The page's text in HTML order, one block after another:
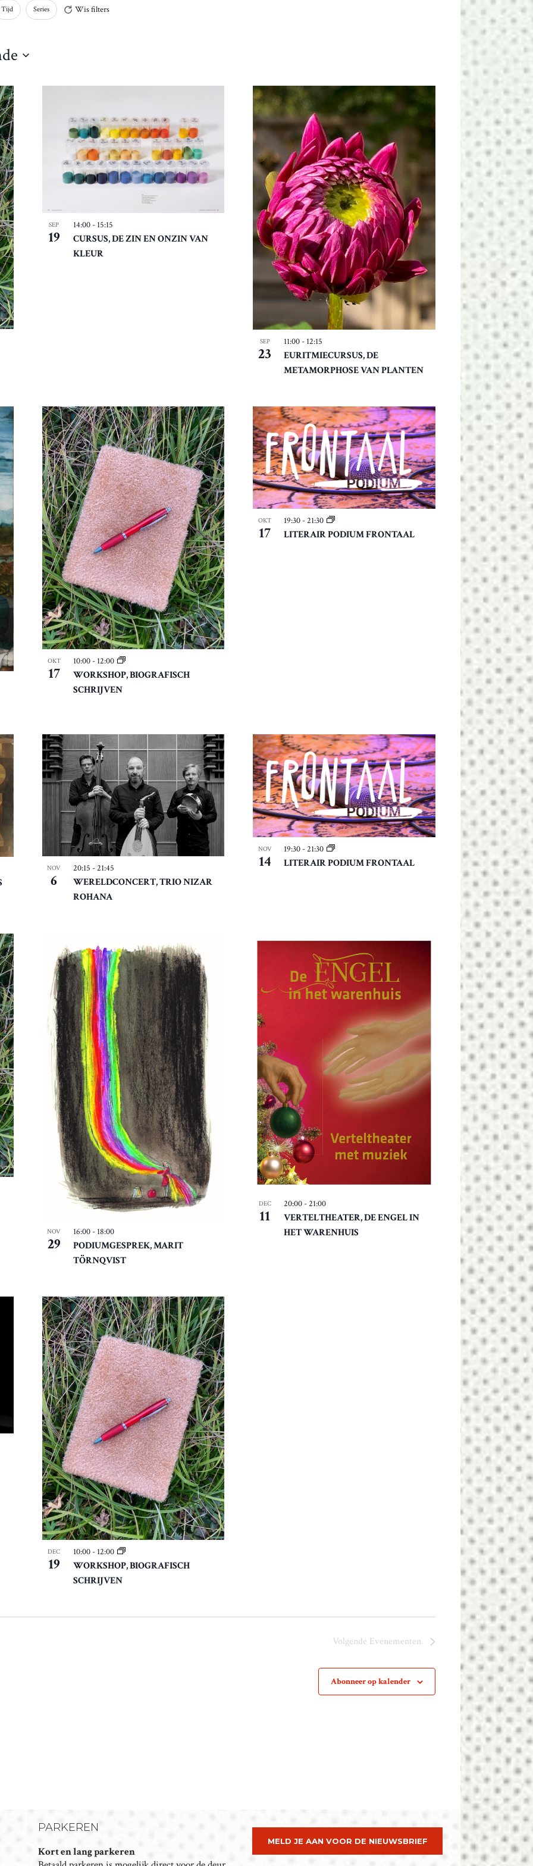
T
W
E
R
G
A
V
E
N
N
A
V
I
G
A
T
E
Wis filters
Tijd Series
SEP
19
CURSUS, DE ZIN EN ONZIN VAN
KLEUR
14:00 - 15:15
SEP
23
EURITMIECURSUS, DE
METAMORPHOSE VAN PLANTEN
11:00 - 12:15
OKT
17
WORKSHOP, BIOGRAFISCH
SCHRIJVEN
10:00 - 12:00
OKT
17 LITERAIR PODIUM FRONTAAL
19:30 -21:30
NOV
6
WERELDCONCERT, TRIO NIZAR
ROHANA
20:15 -21:45
NOV
14 LITERAIR PODIUM FRONTAAL
19:30 -21:30
NOV
29
PODIUMGESPREK, MARIT
TÖRNQVIST
16:00 - 18:00
DEC
11
VERTELTHEATER, DE ENGEL IN
HET WARENHUIS
20:00 -21:00
DEC
19
WORKSHOP, BIOGRAFISCH
SCHRIJVEN
10:00 - 12:00
Volgende Evenementen
Abonneer op kalender
PARKEREN
Kort en lang parkeren
MELD JE AAN VOOR DE NIEUWSBRIEF